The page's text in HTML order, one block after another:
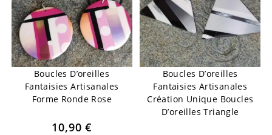
Boucles D’oreilles
Fantaisies Artisanales
Forme Ronde Rose
10,90€
Boucles D’oreilles
Fantaisies Artisanales
Création Unique Boucles
D’oreilles Triangle